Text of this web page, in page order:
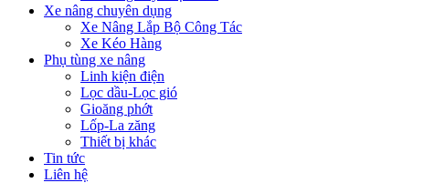
Xe nâng chuyên dụng
Xe Nâng Lắp Bộ Công Tác
Xe Kéo Hàng
Phụ tùng xe nâng
Linh kiện điện
Lọc dầu-Lọc gió
Gioăng phớt
Lốp-La zăng
Thiết bị khác
Tin tức
Liên hệ